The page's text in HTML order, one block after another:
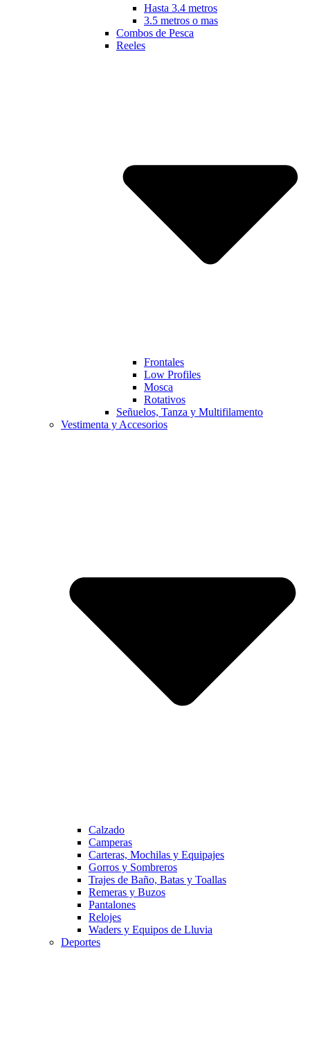
Hasta 3.4 metros
3.5 metros o mas
Combos de Pesca
Reeles
Frontales
Low Profiles
Mosca
Rotativos
Señuelos, Tanza y Multifilamento
Vestimenta y Accesorios
Calzado
Camperas
Carteras, Mochilas y Equipajes
Gorros y Sombreros
Trajes de Baño, Batas y Toallas
Remeras y Buzos
Pantalones
Relojes
Waders y Equipos de Lluvia
Deportes